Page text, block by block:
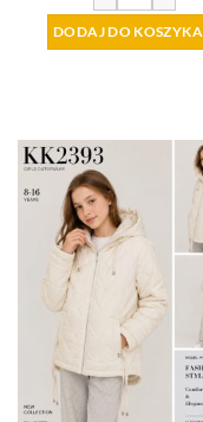
DODAJ DO KOSZYKA